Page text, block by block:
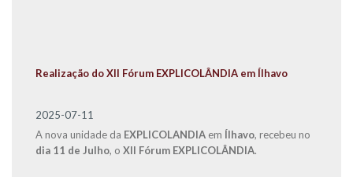
Realização do XII Fórum EXPLICOLÂNDIA em Ílhavo
2025-07-11
A nova unidade da EXPLICOLANDIA em Ílhavo, recebeu no
dia 11 de Julho, o XII Fórum EXPLICOLÂNDIA.